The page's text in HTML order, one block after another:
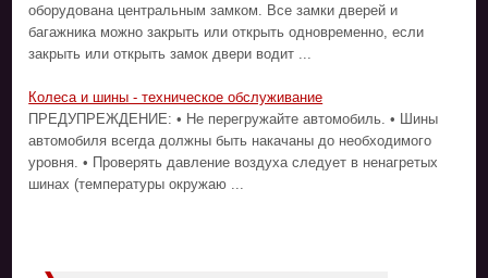
оборудована центральным замком. Все замки дверей и
багажника можно закрыть или открыть одновременно, если
закрыть или открыть замок двери водит ...
Колеса и шины - техническое обслуживание
ПРЕДУПРЕЖДЕНИЕ: • Не перегружайте автомобиль. • Шины
автомобиля всегда должны быть накачаны до необходимого
уровня. • Проверять давление воздуха следует в ненагретых
шинах (температуры окружаю ...